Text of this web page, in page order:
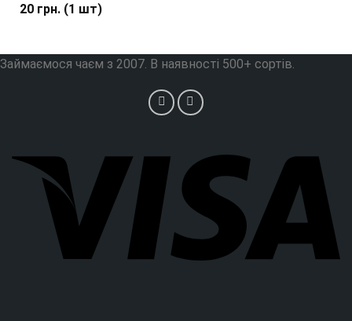
20грн.(1 шт)
Займаємося чаєм з 2007. В наявності 500+ сортів.